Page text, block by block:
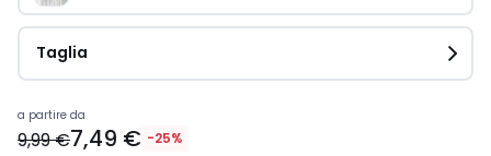
Taglia
Prezzo
a
a partire da
9,99 €7,49 € -25%